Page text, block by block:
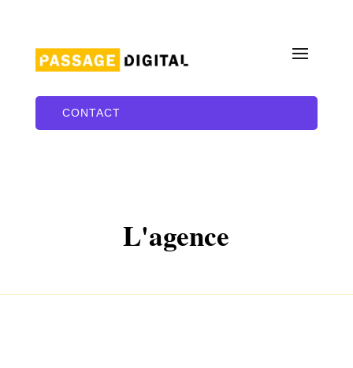
CONTACT
L'agence